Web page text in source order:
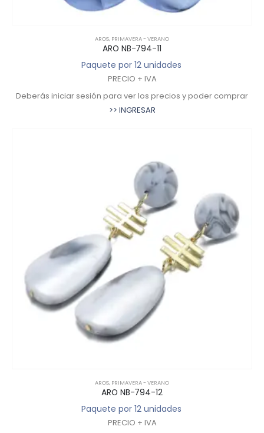
AROS, PRIMAVERA - VERANO
ARO NB-794-11
Paquete por 12 unidades
PRECIO + IVA
Deberás iniciar sesión para ver los precios y poder comprar
>> INGRESAR
AROS, PRIMAVERA - VERANO
ARO NB-794-12
Paquete por 12 unidades
PRECIO + IVA